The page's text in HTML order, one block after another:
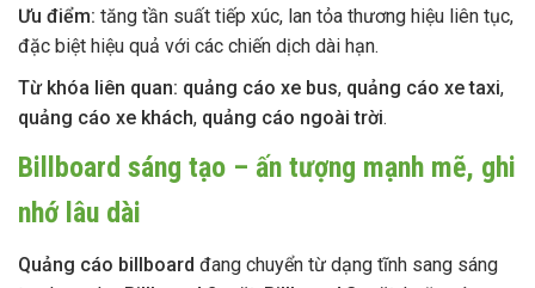
Ưu điểm: tăng tần suất tiếp xúc, lan tỏa thương hiệu liên tục,
đặc biệt hiệu quả với các chiến dịch dài hạn.
Từ khóa liên quan: quảng cáo xe bus, quảng cáo xe taxi,
quảng cáo xe khách, quảng cáo ngoài trời.
Billboard sáng tạo – ấn tượng mạnh mẽ, ghi
nhớ lâu dài
Quảng cáo billboard đang chuyển từ dạng tĩnh sang sáng